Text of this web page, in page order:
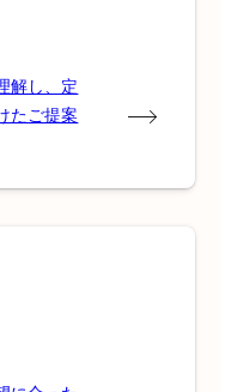
解し、定
たご提案